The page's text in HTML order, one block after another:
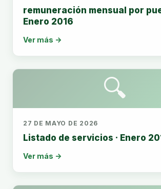
remuneración mensual por
Enero 2016
Ver más →
🔍
27 DE MAYO DE 2026
Listado de servicios · Enero
Ver más →